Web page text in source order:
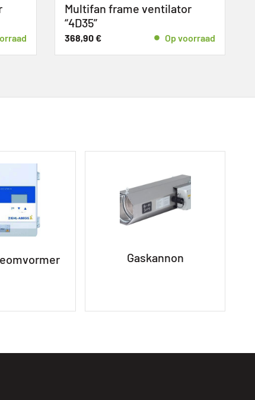
Multifan frame ventilator
“4D35”
368,90€ Op voorraad
Gaskannon